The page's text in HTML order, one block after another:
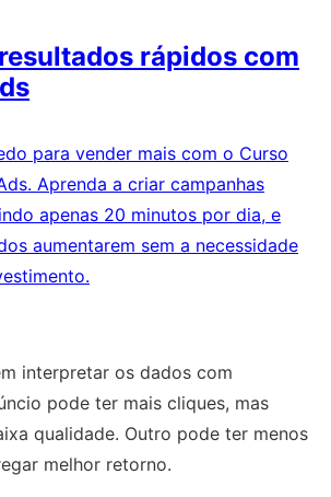
rápidos com
para vender mais com o Curso
Aprenda a criar campanhas
apenas 20 minutos por dia, e
aumentarem sem a necessidade
interpretar os dados com
pode ter mais cliques, mas
qualidade. Outro pode ter menos
melhor retorno.